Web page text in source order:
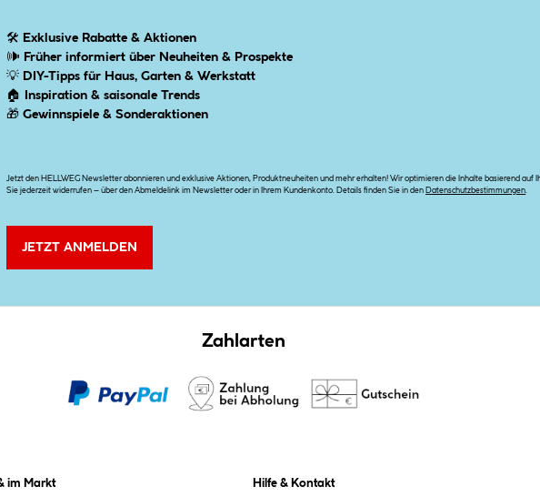
🛠 Exklusive Rabatte & Aktionen
🕪 Früher informiert über Neuheiten & Prospekte
💡 DIY-Tipps für Haus, Garten & Werkstatt
🏠
Inspiration & saisonale Trends
🎁Gewinnspiele & Sonderaktionen
Jetzt den HELLWEG Newsletter abonnieren und exklusive Aktionen, Produktneuheiten und mehr erhalten! Wir optimieren die Inhalte basierend auf
Sie jederzeit widerrufen – über den Abmeldelink im Newsletter oder in Ihrem Kundenkonto. Details finden Sie in den Datenschutzbestimmungen
JETZT ANMELDEN
Zahlarten
im Markt Hilfe & Kontakt